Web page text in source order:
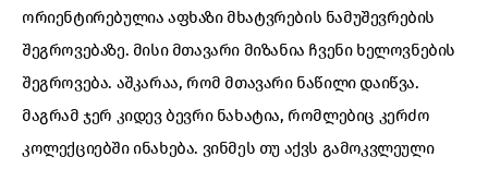
ორიენტირებულია აფხაზი მხატვრების ნამუშევრების
შეგროვებაზე. მისი მთავარი მიზანია ჩვენი ხელოვნების
შეგროვება. აშკარაა, რომ მთავარი ნაწილი დაიწვა.
მაგრამ ჯერ კიდევ ბევრი ნახატია, რომლებიც კერძო
კოლექციებში ინახება. ვინმეს თუ აქვს გამოკვლეული